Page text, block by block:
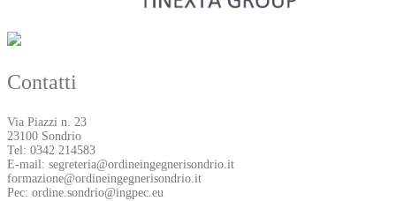
Contatti
Via Piazzi n. 23
23100 Sondrio
Tel: 0342 214583
E-mail: segreteria@ordineingegnerisondrio.it
formazione@ordineingegnerisondrio.it
Pec: ordine.sondrio@ingpec.eu